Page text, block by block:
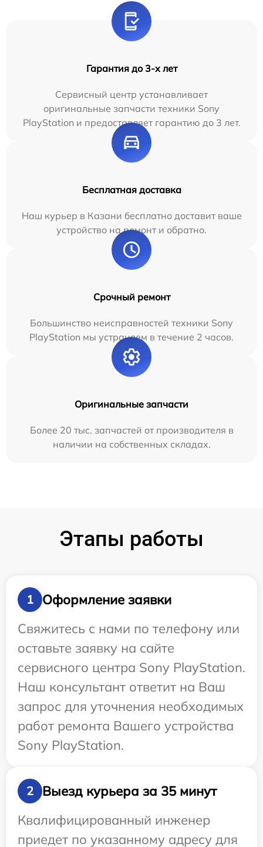
Гарантия до 3-х лет
Сервисный центр устанавливает
оригинальные запчасти техники Sony
PlayStation и предоставляет гарантию до 3 лет.
Бесплатная доставка
Наш курьер в Казани бесплатно доставит ваше
устройство на ремонт и обратно.
Срочный ремонт
Большинство неисправностей техники Sony
PlayStation мы устраняем в течение 2 часов.
Оригинальные запчасти
Более 20 тыс. запчастей от производителя в
наличии на собственных складах.
Этапы работы
1
Оформление заявки
Свяжитесь с нами по телефону или
оставьте заявку на сайте
сервисного центра Sony PlayStation.
Наш консультант ответит на Ваш
запрос для уточнения необходимых
работ ремонта Вашего устройства
Sony PlayStation.
2
Выезд курьера за 35 минут
Квалифицированный инженер
приедет по указанному адресу для